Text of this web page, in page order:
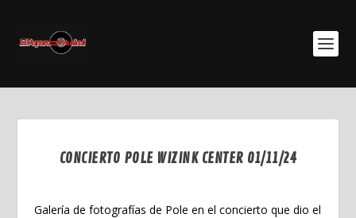
CONCIERTO POLE WIZINK CENTER 01/11/24
Galería de fotografías de Pole en el concierto que dio el